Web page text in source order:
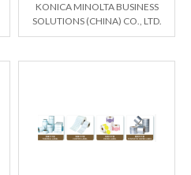
KONICA MINOLTA BUSINESS
SOLUTIONS (CHINA) CO., LTD.